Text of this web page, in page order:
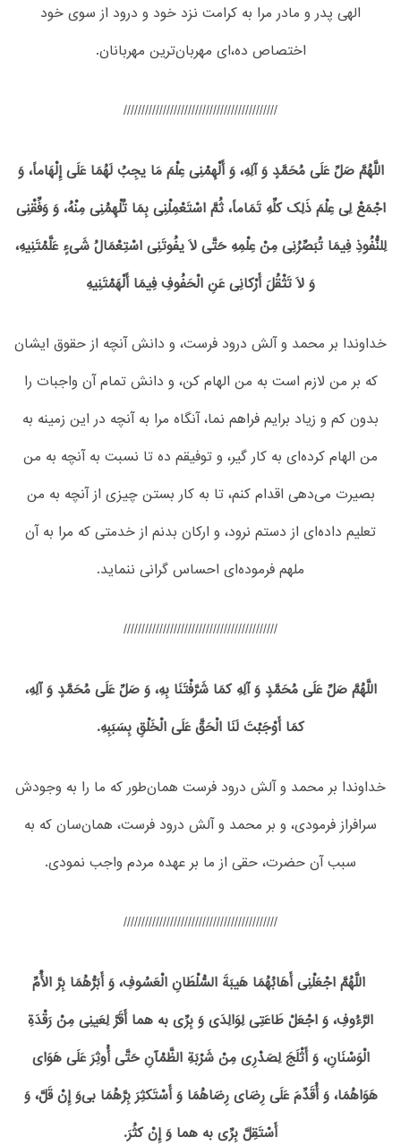
الهی پدر و مادر مرا به کرامت نزد خود و درود از سوی خود
اختصاص ده،‌ای مهربان‌ترین مهربانان.
///////////////////////////////////////////
اللَّهُمَّ صَلِّ عَلَی مُحَمَّدٍ وَ آلِهِ، وَ أَلْهِمْنِی عِلْمَ مَا یجِبُ لَهُمَا عَلَی إِلْهَاماً، وَ
اجْمَعْ لِی عِلْمَ ذَلِک کلِّهِ تَمَاماً، ثُمَّ اسْتَعْمِلْنِی بِمَا تُلْهِمُنِی مِنْهُ، وَ وَفِّقْنِی
لِلنُّفُوذِ فِیمَا تُبَصِّرُنِی مِنْ عِلْمِهِ حَتَّی لَا یفُوتَنِی اسْتِعْمَالُ شَیءٍ عَلَّمْتَنِیهِ،
وَ لَا تَثْقُلَ أَرْکانِی عَنِ الْحَفُوفِ فِیمَا أَلْهَمْتَنِیهِ
خداوندا بر محمد و آلش درود فرست، و دانش آنچه از حقوق ایشان
که بر من لازم است به من الهام کن، و دانش تمام آن واجبات را
بدون کم و زیاد برایم فراهم نما، آنگاه مرا به آنچه در این زمینه به
من الهام کرده‌ای به کار گیر، و توفیقم ده تا نسبت به آنچه به من
بصیرت می‌دهی اقدام کنم، تا به کار بستن چیزی از آنچه به من
تعلیم داده‌ای از دستم نرود، و ارکان بدنم از خدمتی که مرا به آن
ملهم فرموده‌ای احساس گرانی ننماید.
///////////////////////////////////////////
اللَّهُمَّ صَلِّ عَلَی مُحَمَّدٍ وَ آلِهِ کمَا شَرَّفْتَنَا بِهِ، وَ صَلِّ عَلَی مُحَمَّدٍ وَ آلِهِ،
کمَا أَوْجَبْتَ لَنَا الْحَقَّ عَلَی الْخَلْقِ بِسَبَبِهِ.
خداوندا بر محمد و آلش درود فرست همان‌طور که ما را به وجودش
سرافراز فرمودی، و بر محمد و آلش درود فرست، همان‌سان که به
سبب آن حضرت، حقی از ما بر عهده مردم واجب نمودی.
///////////////////////////////////////////
اللَّهُمَّ اجْعَلْنِی أَهَابُهُمَا هَیبَةَ السُّلْطَانِ الْعَسُوفِ، وَ أَبَرُّهُمَا بِرَّ الْأُمِّ
الرَّءُوفِ، وَ اجْعَلْ طَاعَتِی لِوَالِدَی وَ بِرِّی به هما أَقَرَّ لِعَینِی مِنْ رَقْدَةِ
الْوَسْنَانِ، وَ أَثْلَجَ لِصَدْرِی مِنْ شَرْبَةِ الظَّمْآنِ حَتَّی أُوثِرَ عَلَی هَوَای
هَوَاهُمَا، وَ أُقَدِّمَ عَلَی رِضَای رِضَاهُمَا وَ أَسْتَکثِرَ بِرَّهُمَا بی‌وَ إِنْ قَلَّ، وَ
أَسْتَقِلَّ بِرِّی به هما وَ إِنْ کثُرَ.